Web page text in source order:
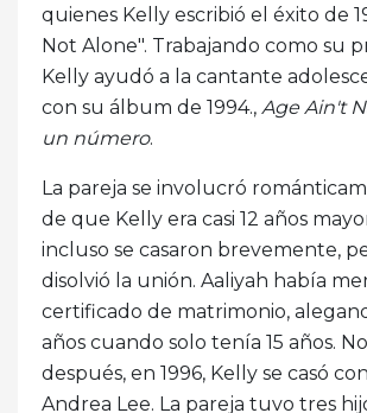
quienes Kelly escribió el éxito de
Not Alone". Trabajando como su
Kelly ayudó a la cantante
con su álbum de 1994., Age Ain't
un número.
La pareja se involucró
de que Kelly era casi 12 años
incluso se casaron brevemente,
disolvió la unión. Aaliyah había
certificado de matrimonio,
años cuando solo tenía 15 años.
después, en 1996, Kelly se casó
Andrea Lee. La pareja tuvo tres